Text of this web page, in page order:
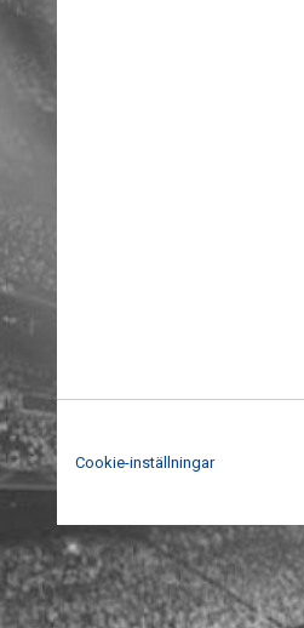
Cookie-inställningar